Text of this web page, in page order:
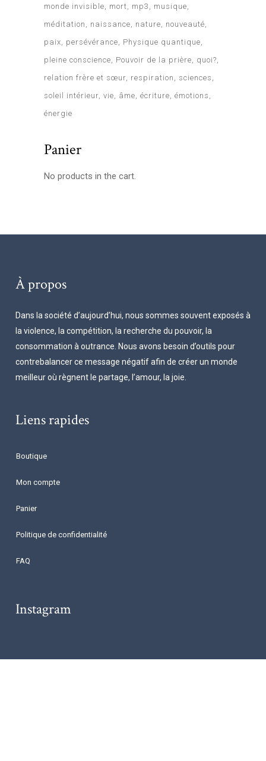
monde invisible
mort mp3
musique
méditation
naissance nature
nouveauté
paix
persévérance
Physique quantique
pleine conscience
Pouvoir de la prière
quoi?
relation frère et sœur respiration
sciences
soleil intérieur vie âme écriture émotions
énergie
Panier
No products in the cart.
À propos
Dans la société d’aujourd’hui, nous sommes souvent exposés à
la violence, la compétition, la recherche du pouvoir, la
consommation à outrance. Nous avons besoin d’outils pour
contrebalancer ce message négatif afin de créer un monde
meilleur où règnent le partage, l’amour, la joie.
Liens rapides
Boutique
Mon compte
Panier
Politique de confidentialité
FAQ
Instagram